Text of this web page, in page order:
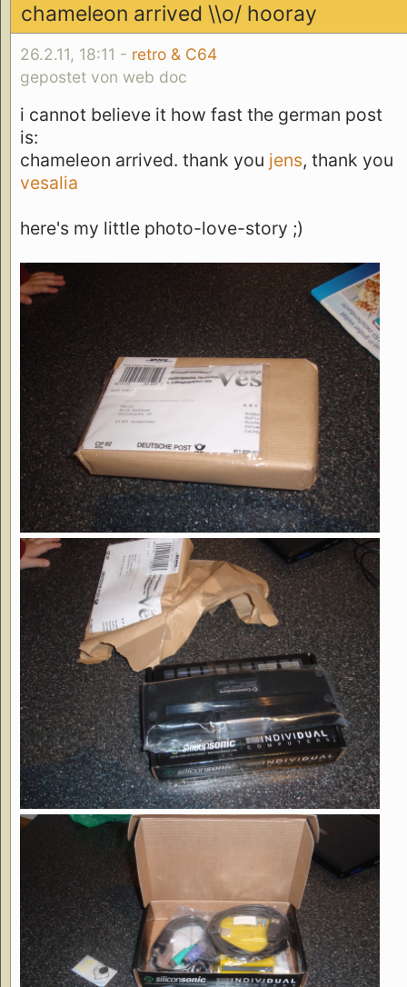
chameleon arrived \\o/ hooray
26.2.11, 18:11 - retro & C64
gepostet von web doc
i cannot believe it how fast the german post
is:
chameleon arrived. thank you jens, thank you
vesalia
here's my little photo-love-story ;)